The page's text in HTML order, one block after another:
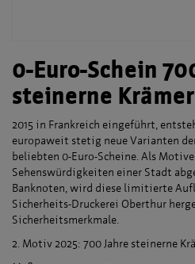
0-Euro-Schein
steinerne
2015 in Frankreich eingeführt,
europaweit stetig neue Varianten
beliebten 0-Euro-Scheine. Als
Sehenswürdigkeiten einer Stadt
Banknoten, wird diese limitierte
Sicherheits-Druckerei Oberthur
Sicherheitsmerkmale.
2. Motiv 2025: 700 Jahre steinerne